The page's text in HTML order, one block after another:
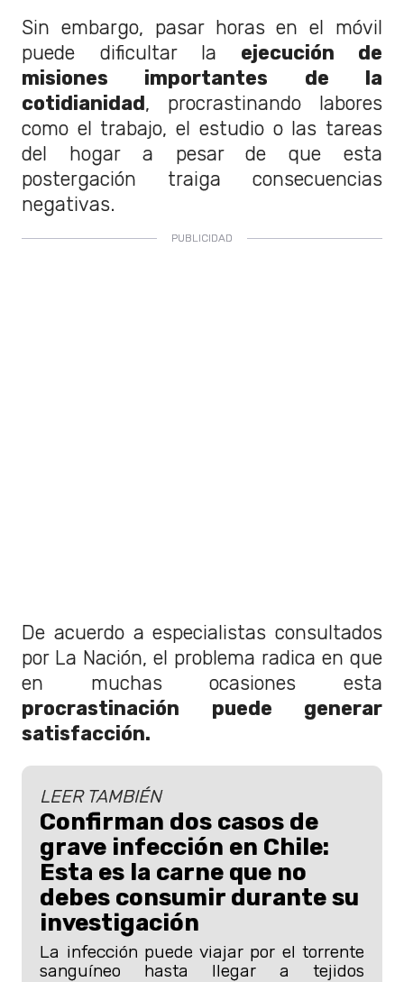
Sin embargo, pasar horas en el móvil
puede dificultar la ejecución de
misiones importantes de la
cotidianidad, procrastinando labores
como el trabajo, el estudio o las tareas
del hogar a pesar de que esta
postergación traiga consecuencias
negativas.
De acuerdo a especialistas consultados
por La Nación, el problema radica en que
en muchas ocasiones esta
procrastinación puede generar
satisfacción.
LEER TAMBIÉN
Confirman dos casos de
grave infección en Chile:
Esta es la carne que no
debes consumir durante su
investigación
La infección puede viajar por el torrente
sanguíneo hasta llegar a tejidos